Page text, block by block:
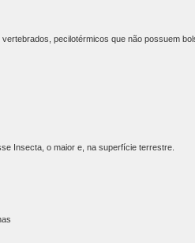
pecilotérmicos que não possuem
Insecta, o maior e, na superfície terrestre.